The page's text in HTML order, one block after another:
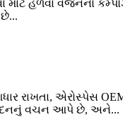
માટે હળવા વજનના
રાખતા, એરોસ્પેસ
વચન આપે છે, અને...